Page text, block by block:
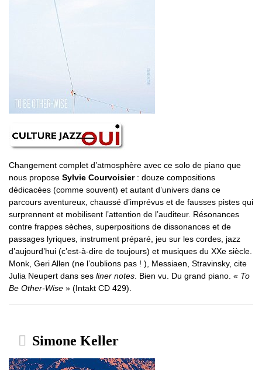
Changement complet d’atmosphère avec ce solo de piano que
nous propose Sylvie Courvoisier: douze compositions
dédicacées (comme souvent) et autant d’univers dans ce
parcours aventureux, chaussé d’imprévus et de fausses pistes qui
surprennent et mobilisent l’attention de l’auditeur. Résonances
contre frappes sèches, superpositions de dissonances et de
passages lyriques, instrument préparé, jeu sur les cordes, jazz
d’aujourd’hui (c’est-à-dire de toujours) et musiques du XXe siècle.
Monk, Geri Allen (ne l’oublions pas ! ), Messiaen, Stravinsky, cite
Julia Neupert dans ses liner notes. Bien vu. Du grand piano. « To
Be Other-Wise » (Intakt CD 429).
Simone Keller